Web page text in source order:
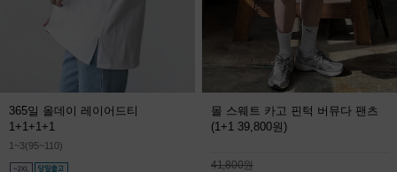
365일 올데이 레이어드티
1+1+1+1
1~3(95~110)
몰 스웨트 카고 핀턱 버뮤다 팬츠
(1+1 39,800원)
41,800원